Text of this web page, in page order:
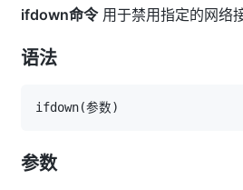
ifdown命令用于禁用指定的网络接
语法
ifdown(参数)
参数